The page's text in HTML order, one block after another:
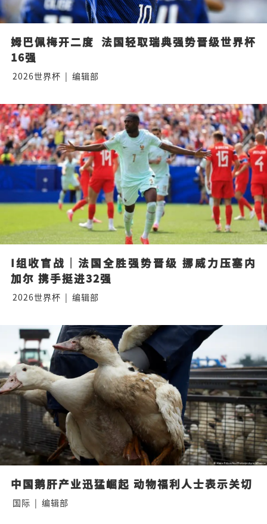
姆巴佩梅开二度  法国轻取瑞典强势晋级世界杯
16强
2026世界杯 | 编辑部
I组收官战｜法国全胜强势晋级 挪威力压塞内
加尔 携手挺进32强
2026世界杯 | 编辑部
中国鹅肝产业迅猛崛起 动物福利人士表示关切
国际 | 编辑部